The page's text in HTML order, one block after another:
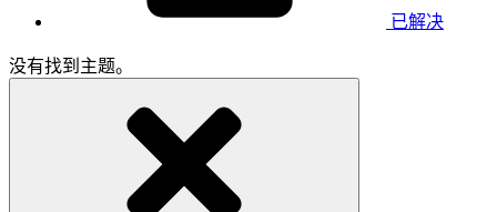
已解决
没有找到主题。